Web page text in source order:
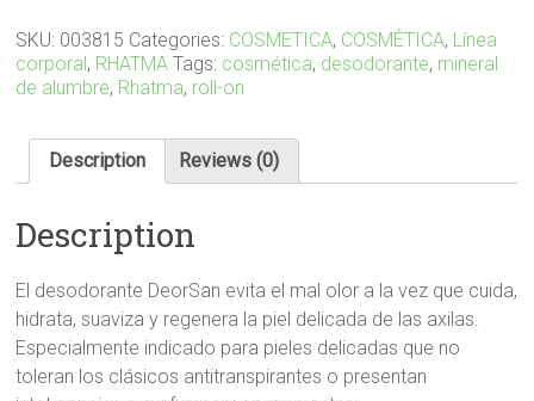
SKU: 003815 Categories: COSMETICA, COSMÉTICA, Línea
corporal, RHATMA Tags: cosmética, desodorante, mineral
de alumbre, Rhatma, roll-on
Description Reviews (0)
Description
El desodorante DeorSan evita el mal olor a la vez que cuida,
hidrata, suaviza y regenera la piel delicada de las axilas.
Especialmente indicado para pieles delicadas que no
toleran los clásicos antitranspirantes o presentan